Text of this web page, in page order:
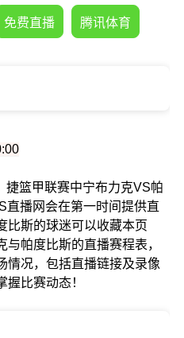
免费直播 腾讯体育
捷篮甲联赛中宁布力克VS帕
直播网会在第一时间提供直
比斯的球迷可以收藏本页
帕度比斯的直播赛程表，
情况，包括直播链接及录像
比赛动态！